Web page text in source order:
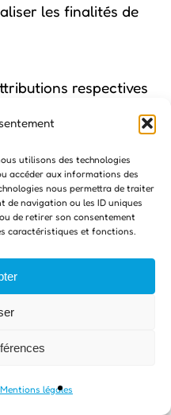
utilisons des technologies
accéder aux informations des
nous permettra de traiter
de navigation ou les ID uniques
de retirer son consentement
caractéristiques et fonctions.
Mentions légales
les finalités de
respectives
ci-dessus, les
de
sont
de notre service
collectées
nous collectons
sont indispensables